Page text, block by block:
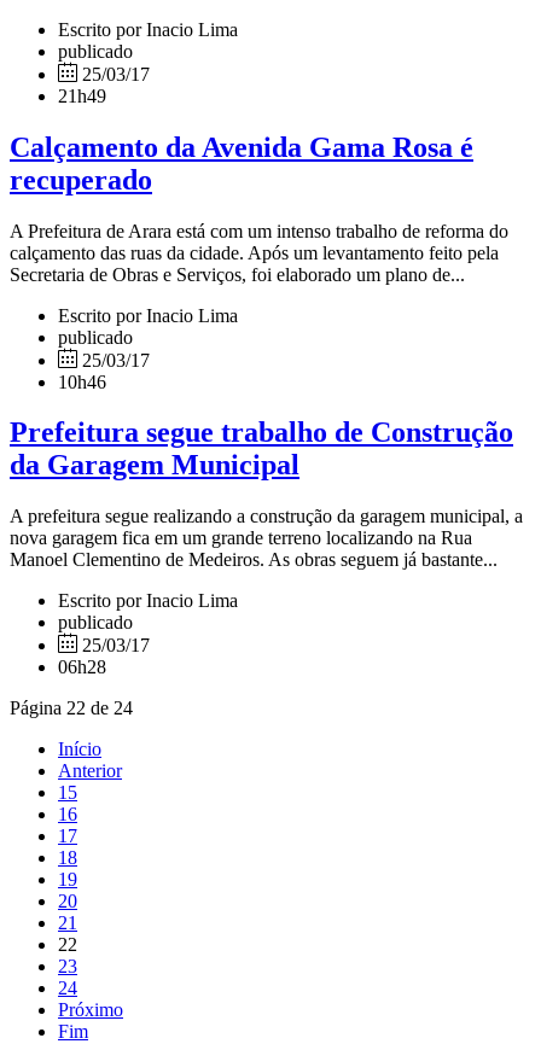
Escrito por Inacio Lima
publicado
25/03/17
21h49
Calçamento da Avenida Gama Rosa é
recuperado
A Prefeitura de Arara está com um intenso trabalho de reforma do
calçamento das ruas da cidade. Após um levantamento feito pela
Secretaria de Obras e Serviços, foi elaborado um plano de...
Escrito por Inacio Lima
publicado
25/03/17
10h46
Prefeitura segue trabalho de Construção
da Garagem Municipal
A prefeitura segue realizando a construção da garagem municipal, a
nova garagem fica em um grande terreno localizando na Rua
Manoel Clementino de Medeiros. As obras seguem já bastante...
Escrito por Inacio Lima
publicado
25/03/17
06h28
Página 22 de 24
Início
Anterior
15
16
17
18
19
20
21
22
23
24
Próximo
Fim